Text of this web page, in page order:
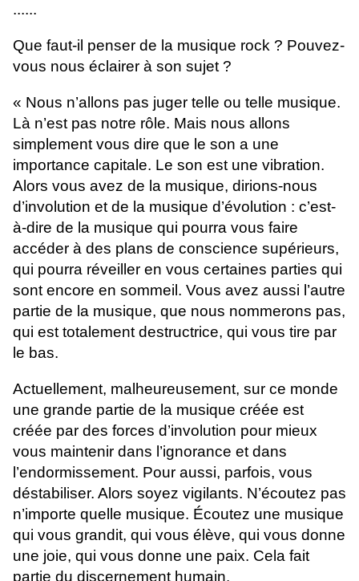
......
Que faut-il penser de la musique rock ? Pouvez-
vous nous éclairer à son sujet ?
« Nous n’allons pas juger telle ou telle musique.
Là n’est pas notre rôle. Mais nous allons
simplement vous dire que le son a une
importance capitale. Le son est une vibration.
Alors vous avez de la musique, dirions-nous
d’involution et de la musique d’évolution : c’est-
à-dire de la musique qui pourra vous faire
accéder à des plans de conscience supérieurs,
qui pourra réveiller en vous certaines parties qui
sont encore en sommeil. Vous avez aussi l’autre
partie de la musique, que nous nommerons pas,
qui est totalement destructrice, qui vous tire par
le bas.
Actuellement, malheureusement, sur ce monde
une grande partie de la musique créée est
créée par des forces d’involution pour mieux
vous maintenir dans l’ignorance et dans
l’endormissement. Pour aussi, parfois, vous
déstabiliser. Alors soyez vigilants. N’écoutez pas
n’importe quelle musique. Écoutez une musique
qui vous grandit, qui vous élève, qui vous donne
une joie, qui vous donne une paix. Cela fait
partie du discernement humain.